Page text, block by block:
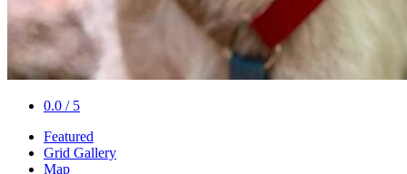
0.0 / 5
Featured
Grid Gallery
Map